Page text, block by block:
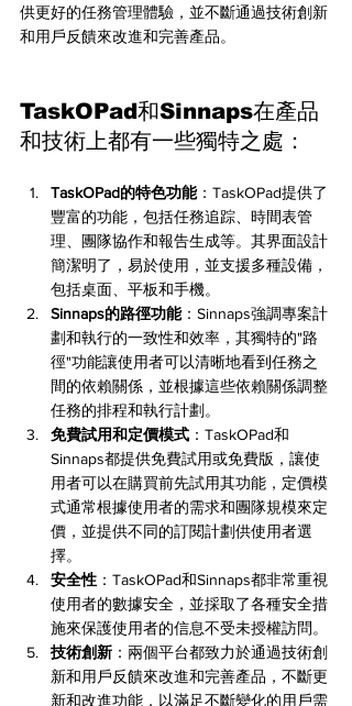
供更好的任務管理體驗，並不斷通過技術創新
和用戶反饋來改進和完善產品。
TaskOPad和Sinnaps在產品
和技術上都有一些獨特之處：
TaskOPad的特色功能：TaskOPad提供了
豐富的功能，包括任務追踪、時間表管
理、團隊協作和報告生成等。其界面設計
簡潔明了，易於使用，並支援多種設備，
包括桌面、平板和手機。
Sinnaps的路徑功能：Sinnaps強調專案計
劃和執行的一致性和效率，其獨特的"路
徑"功能讓使用者可以清晰地看到任務之
間的依賴關係，並根據這些依賴關係調整
任務的排程和執行計劃。
免費試用和定價模式 ：TaskOPad和
Sinnaps都提供免費試用或免費版，讓使
用者可以在購買前先試用其功能，定價模
式通常根據使用者的需求和團隊規模來定
價，並提供不同的訂閱計劃供使用者選
擇。
安全性 ：TaskOPad和Sinnaps都非常重視
使用者的數據安全，並採取了各種安全措
施來保護使用者的信息不受未授權訪問。
技術創新 ：兩個平台都致力於通過技術創
新和用戶反饋來改進和完善產品，不斷更
新和改進功能，以滿足不斷變化的用戶需